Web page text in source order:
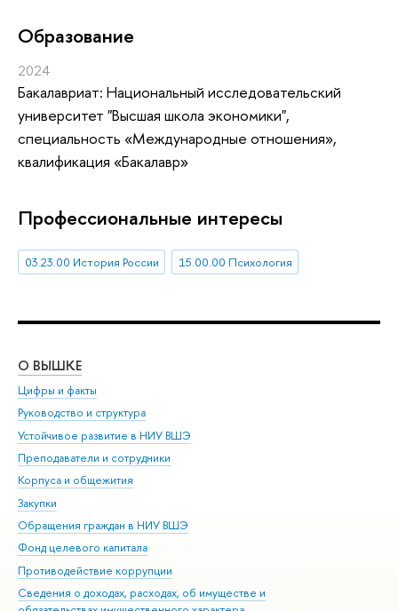
Oбразование
2024
Бакалавриат: Национальный исследовательский
университет "Высшая школа экономики",
специальность «Международные отношения»,
квалификация «Бакалавр»
Профессиональные интересы
03.23.00 История России 15.00.00 Психология
О ВЫШКЕ
Цифры и факты
Руководство и структура
Устойчивое развитие в НИУ ВШЭ
Преподаватели и сотрудники
Корпуса и общежития
Закупки
Обращения граждан в НИУ ВШЭ
Фонд целевого капитала
Противодействие коррупции
Сведения о доходах, расходах, об имуществе и